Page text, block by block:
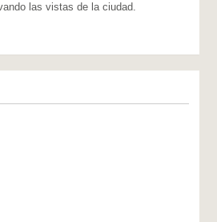
las vistas de la ciudad.